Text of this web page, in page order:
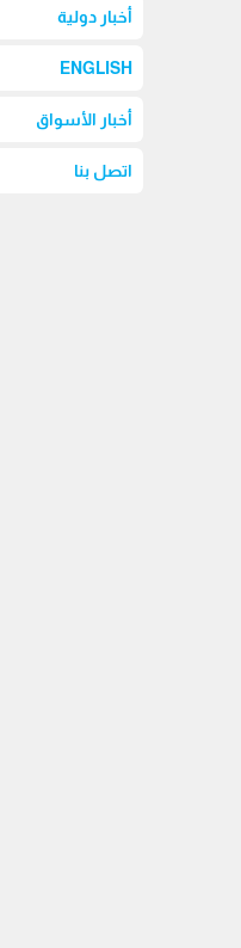
أخبار دولية
ENGLISH
أخبار الأسواق
اتصل بنا